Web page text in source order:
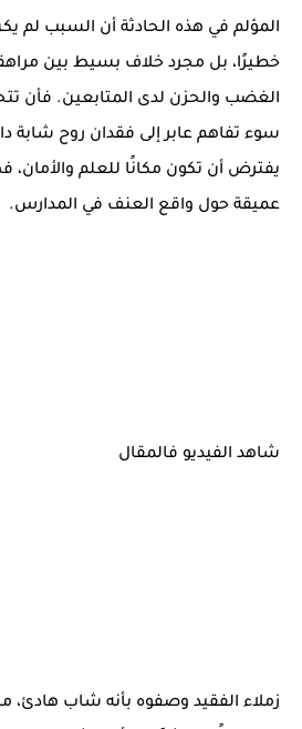
المؤلم في هذه الحادثة أن السبب لم
خطيرًا، بل مجرد خلاف بسيط بين
الغضب والحزن لدى المتابعين. فأن
سوء تفاهم عابر إلى فقدان روح
يفترض أن تكون مكانًا للعلم والأمان،
عميقة حول واقع العنف في المدارس.
شاهد الفيديو فالمقال
زملاء الفقيد وصفوه بأنه شاب هادئ،